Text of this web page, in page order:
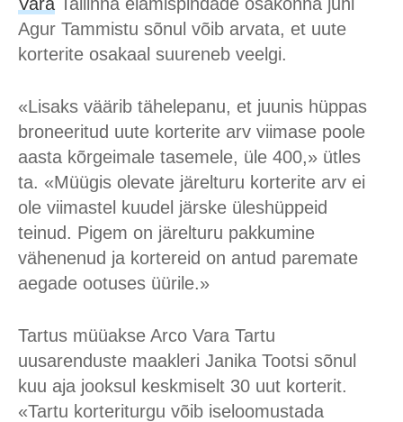
Agur Tammistu sõnul võib arvata, et uute
korterite osakaal suureneb veelgi.
«Lisaks väärib tähelepanu, et juunis hüppas
broneeritud uute korterite arv viimase poole
aasta kõrgeimale tasemele, üle 400,» ütles
ta. «Müügis olevate järelturu korterite arv ei
ole viimastel kuudel järske üleshüppeid
teinud. Pigem on järelturu pakkumine
vähenenud ja kortereid on antud paremate
aegade ootuses üürile.»
Tartus müüakse Arco Vara Tartu
uusarenduste maakleri Janika Tootsi sõnul
kuu aja jooksul keskmiselt 30 uut korterit.
«Tartu korteriturgu võib iseloomustada